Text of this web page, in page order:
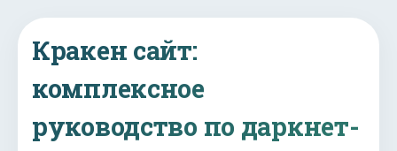
Кракен сайт:
комплексное
руководство по даркнет-